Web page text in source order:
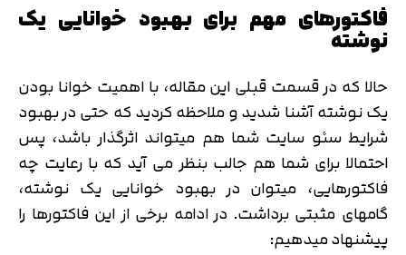
فاکتورهای مهم برای بهبود خوانایی یک
نوشته
حالا که در قسمت قبلی این مقاله، با اهمیت خوانا بودن
یک نوشته آشنا شدید و ملاحظه کردید که حتی در بهبود
شرایط سئو سایت شما هم میتواند اثرگذار باشد، پس
احتمالا برای شما هم جالب بنظر می آید که با رعایت چه
فاکتورهایی، میتوان در بهبود خوانایی یک نوشته،
گامهای مثبتی برداشت. در ادامه برخی از این فاکتورها را
پیشنهاد میدهیم: